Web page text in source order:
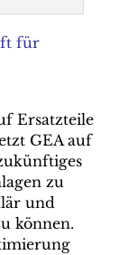
für
Ersatzteile
GEA auf
zu
und
können.